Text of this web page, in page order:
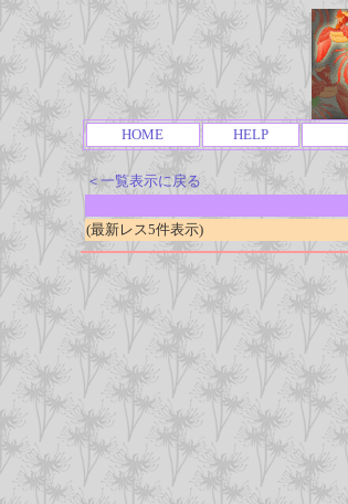
HOME HELP
＜一覧表示に戻る
(最新レス5件表示)